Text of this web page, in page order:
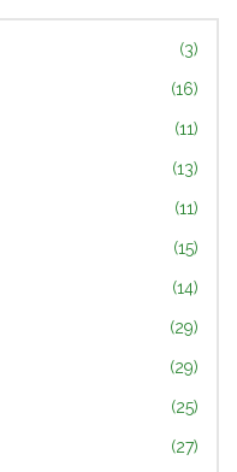
(3)
(16)
(11)
(13)
(11)
(15)
(14)
(29)
(29)
(25)
(27)